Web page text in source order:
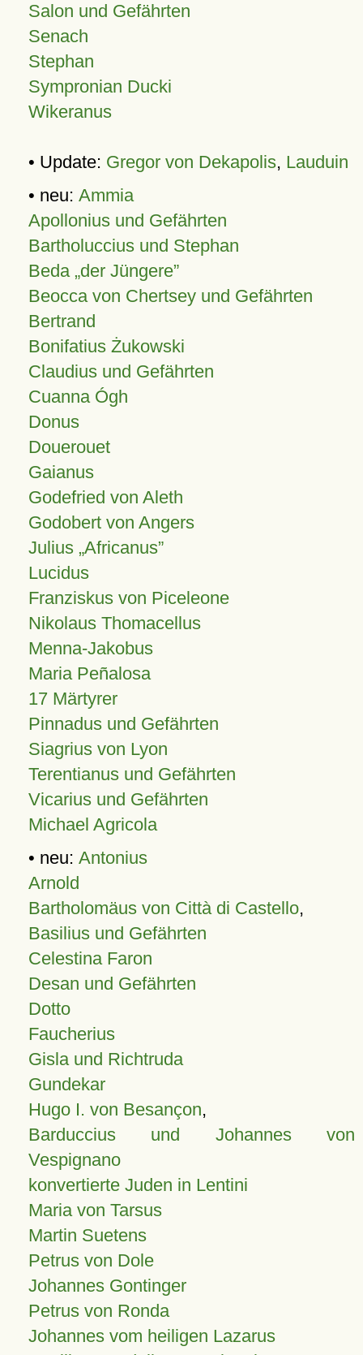
Salon und Gefährten
Senach
Stephan
Sympronian Ducki
Wikeranus
• Update: Gregor von Dekapolis, Lauduin
• neu: Ammia
Apollonius und Gefährten
Bartholuccius und Stephan
Beda „der Jüngere”
Beocca von Chertsey und Gefährten
Bertrand
Bonifatius Żukowski
Claudius und Gefährten
Cuanna Ógh
Donus
Douerouet
Gaianus
Godefried von Aleth
Godobert von Angers
Julius Africanus
Lucidus
Franziskus von Piceleone
Nikolaus Thomacellus
Menna-Jakobus
Maria Peñalosa
17 Märtyrer
Pinnadus und Gefährten
Siagrius von Lyon
Terentianus und Gefährten
Vicarius und Gefährten
Michael Agricola
• neu: Antonius
Arnold
Bartholomäus von Città di Castello,
Basilius und Gefährten
Celestina Faron
Desan und Gefährten
Dotto
Faucherius
Gisla und Richtruda
Gundekar
Hugo I. von Besançon,
Barduccius und Johannes von
Vespignano
konvertierte Juden in Lentini
Maria von Tarsus
Martin Suetens
Petrus von Dole
Johannes Gontinger
Petrus von Ronda
Johannes vom heiligen Lazarus